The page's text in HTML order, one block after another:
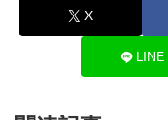
X
LINE